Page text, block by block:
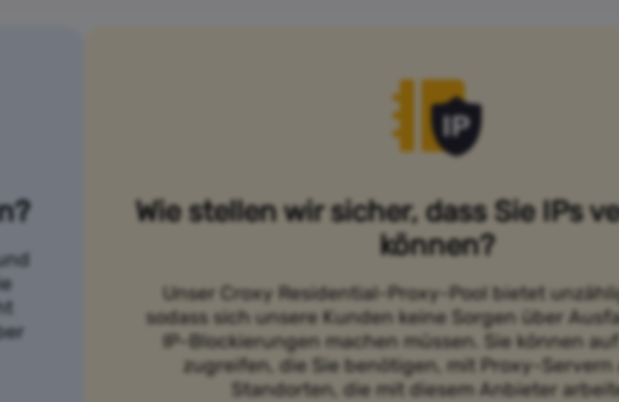
Wie stellen wir sicher, dass Sie IPs
können?
Unser Croxy Residential-Proxy-Pool bietet
sodass sich unsere Kunden keine Sorgen über
IP-Blockierungen machen müssen. Sie können
zugreifen, die Sie benötigen, mit Proxy-Servern
Standorten, die mit diesem Anbieter